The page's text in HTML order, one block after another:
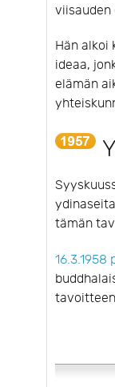
viisauden
Hän alkoi
ideaa,
elämän
tämän
16.3.1958